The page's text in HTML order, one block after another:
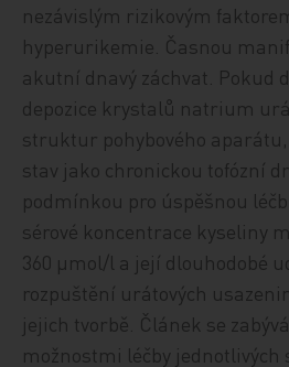
nezávislým rizikovým
hyperurikemie. Časnou
akutní dnavý záchvat. Pokud
depozice krystalů natrium
struktur pohybového
stav jako chronickou tofózní
podmínkou pro úspěšnou
sérové koncentrace kyseliny
360 μmol/l a její dlouhodobé
rozpuštění urátových
jejich tvorbě. Článek se
možnostmi léčby jednotlivých